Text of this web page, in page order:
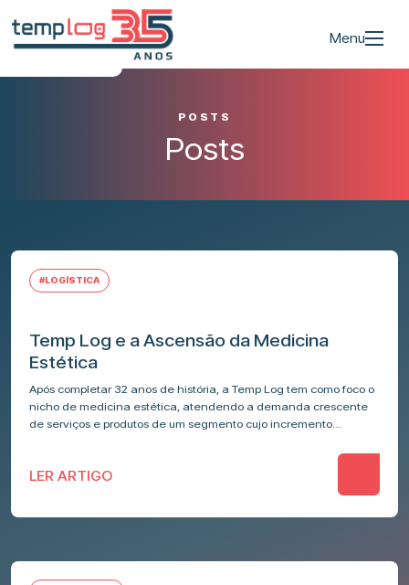
Menu
POSTS
Posts
#LOGÍSTICA
Temp Log e a Ascensão da Medicina
Estética
Após completar 32 anos de história, a Temp Log tem como foco o
nicho de medicina estética, atendendo a demanda crescente
de serviços e produtos de um segmento cujo incremento…
LER ARTIGO